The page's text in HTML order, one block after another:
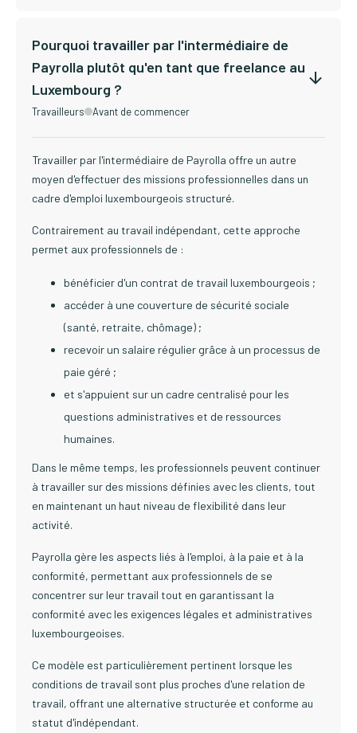
Pourquoi travailler par l'intermédiaire de
Payrolla plutôt qu'en tant que freelance au
Luxembourg ?
Travailleurs Avant de commencer
Travailler par l'intermédiaire de Payrolla offre un autre
moyen d'effectuer des missions professionnelles dans un
cadre d'emploi luxembourgeois structuré.
Contrairement au travail indépendant, cette approche
permet aux professionnels de :
bénéficier d'un contrat de travail luxembourgeois ;
accéder à une couverture de sécurité sociale
(santé, retraite, chômage) ;
recevoir un salaire régulier grâce à un processus de
paie géré ;
et s'appuient sur un cadre centralisé pour les
questions administratives et de ressources
humaines.
Dans le même temps, les professionnels peuvent continuer
à travailler sur des missions définies avec les clients, tout
en maintenant un haut niveau de flexibilité dans leur
activité.
Payrolla gère les aspects liés à l'emploi, à la paie et à la
conformité, permettant aux professionnels de se
concentrer sur leur travail tout en garantissant la
conformité avec les exigences légales et administratives
luxembourgeoises.
Ce modèle est particulièrement pertinent lorsque les
conditions de travail sont plus proches d'une relation de
travail, offrant une alternative structurée et conforme au
statut d'indépendant.